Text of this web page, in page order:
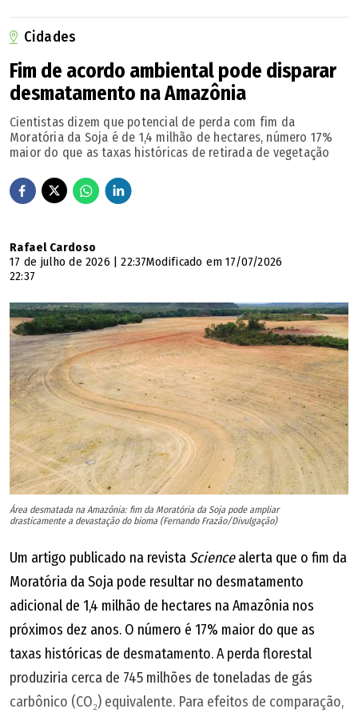
Cidades
Fim de acordo ambiental pode disparar
desmatamento na Amazônia
Cientistas dizem que potencial de perda com fim da
Moratória da Soja é de 1,4 milhão de hectares, número 17%
maior do que as taxas históricas de retirada de vegetação
Rafael Cardoso
17 de julho de 2026 | 22:37Modificado em 17/07/2026
22:37
Área desmatada na Amazônia: fim da Moratória da Soja pode ampliar
drasticamente a devastação do bioma (Fernando Frazão/Divulgação)
Um artigo publicado na revista Sciencealerta que o fim da
Moratória da Soja pode resultar no desmatamento
adicional de 1,4 milhão de hectares na Amazônia nos
próximos dez anos. O número é 17% maior do que as
taxas históricas de desmatamento. A perda florestal
produziria cerca de 745 milhões de toneladas de gás
carbônico (CO₂) equivalente. Para efeitos de comparação,